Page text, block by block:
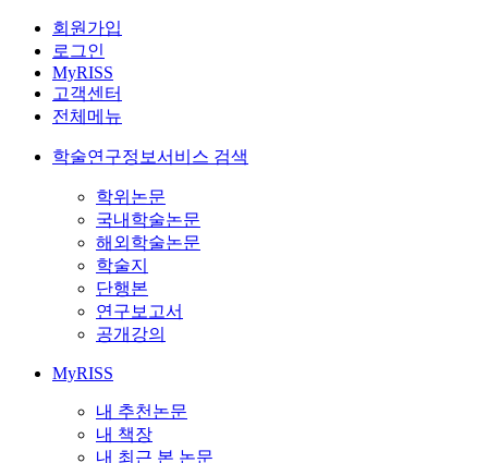
회원가입
로그인
MyRISS
고객센터
전체메뉴
학술연구정보서비스 검색
학위논문
국내학술논문
해외학술논문
학술지
단행본
연구보고서
공개강의
MyRISS
내 추천논문
내 책장
내 최근 본 논문